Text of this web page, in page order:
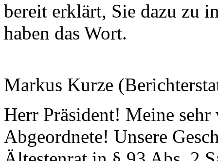
bereit erklärt, Sie dazu zu
haben das Wort.
Markus Kurze
Herr Präsident! Meine
Abgeordnete! Unsere